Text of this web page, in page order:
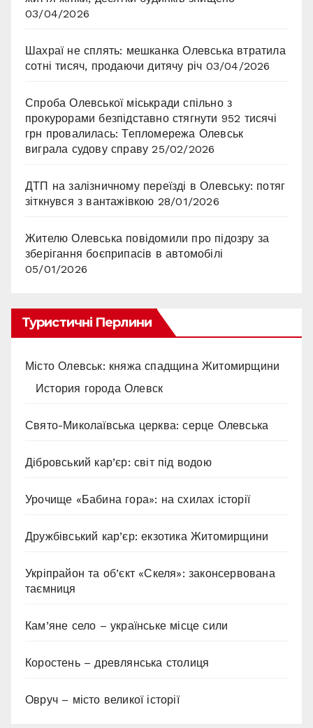
03/04/2026
Шахраї не сплять: мешканка Олевська втратила
сотні тисяч, продаючи дитячу річ 03/04/2026
Спроба Олевської міськради спільно з
прокурорами безпідставно стягнути 952 тисячі
грн провалилась: Тепломережа Олевськ
виграла судову справу 25/02/2026
ДТП на залізничному переїзді в Олевську: потяг
зіткнувся з вантажівкою 28/01/2026
Жителю Олевська повідомили про підозру за
зберігання боєприпасів в автомобілі
05/01/2026
Туристичні Перлини
Місто Олевськ: княжа спадщина Житомирщини
История города Олевск
Свято-Миколаївська церква: серце Олевська
Дібровський кар’єр: світ під водою
Урочище «Бабина гора»: на схилах історії
Дружбівський кар’єр: екзотика Житомирщини
Укріпрайон та об’єкт «Скеля»: законсервована
таємниця
Кам’яне село – українське місце сили
Коростень – древлянська столиця
Овруч – місто великої історії